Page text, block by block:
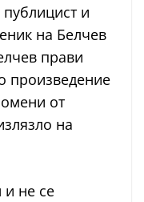
и
на Белчев
прави
произведение
от
на
не се